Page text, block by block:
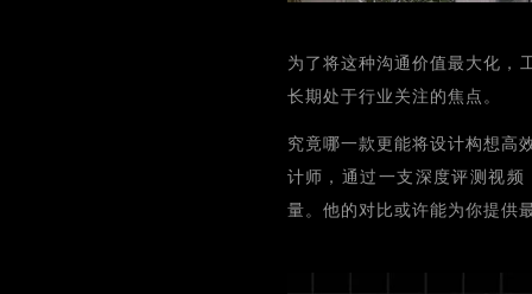
为了将这种沟通价值最大化，
长期处于行业关注的焦点。
究竟哪一款更能将设计构想高
计师，通过一支深度评测视
量。他的对比或许能为你提供